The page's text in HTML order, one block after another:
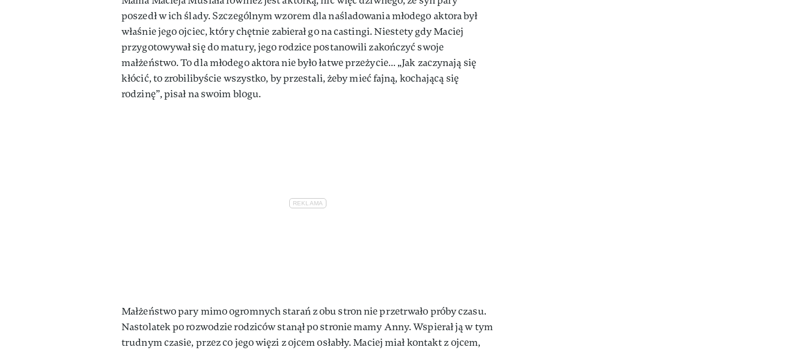
poszedł w ich ślady. Szczególnym wzorem dla naśladowania młodego aktora był
właśnie jego ojciec, który chętnie zabierał go na castingi. Niestety gdy Maciej
przygotowywał się do matury, jego rodzice postanowili zakończyć swoje
małżeństwo. To dla młodego aktora nie było łatwe przeżycie… „Jak zaczynają się
kłócić, to zrobilibyście wszystko, by przestali, żeby mieć fajną, kochającą się
rodzinę”, pisał na swoim blogu.
Małżeństwo pary mimo ogromnych starań z obu stron nie przetrwało próby czasu.
Nastolatek po rozwodzie rodziców stanął po stronie mamy Anny. Wspierał ją w tym
trudnym czasie, przez co jego więzi z ojcem osłabły. Maciej miał kontakt z ojcem,